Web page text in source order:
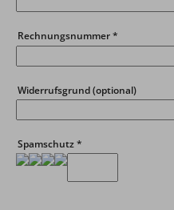
Rechnungsnummer*
Widerrufsgrund (optional)
Spamschutz*